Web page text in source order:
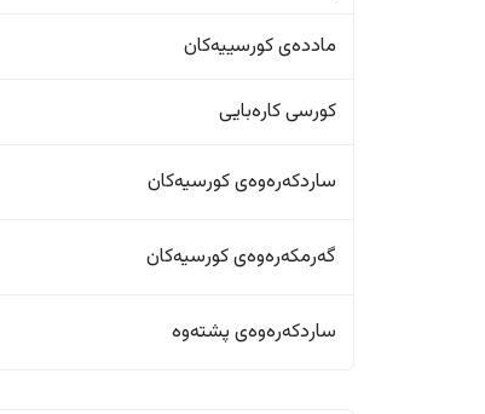
ماددەی کورسییەکان
کورسی کارەبایی
ساردکەرەوەی کورسیەکان
گەرمکەرەوەی کورسیەکان
ساردکەرەوەی پشتەوە